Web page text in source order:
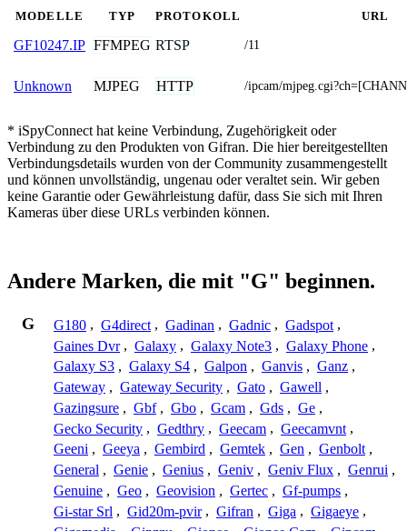
MODELLE TYP PROTOKOLL URL
GF10247.IP FFMPEG RTSP /11
Unknown MJPEG HTTP /ipcam/
* iSpyConnect hat keine Verbindung, Zugehörigkeit oder
Verbindung zu den Produkten von Gifran. Die hier bereitgestellten
Verbindungsdetails wurden von der Community zusammengestellt
und können unvollständig, ungenau oder veraltet sein. Wir geben
keine Garantie oder Gewährleistung dafür, dass Sie sich mit Ihren
Kameras über diese URLs verbinden können.
Andere Marken, die mit "G" beginnen.
G G180 , G4direct , Gadinan , Gadnic , Gadspot ,
Gaines Dvr , Galaxy , Galaxy Note3 , Galaxy Phone ,
Galaxy S3 , Galaxy S4 , Galpon , Ganvis , Ganz ,
Gateway , Gateway Security , Gato , Gawell ,
Gazingsure , Gbf , Gbo , Gcam , Gds , Ge ,
Gecko Security , Gedthry , Geecam , Geecamvnt ,
Geeni , Geeya , Gembird , Gemtek , Gen , Genbolt ,
General , Genie , Genius , Geniv , Geniv Flux , Genrui ,
Genuine , Geo , Geovision , Gertec , Gf-pumps ,
Gi-star Srl , Gid20m-pvir , Gifran , Giga , Gigaeye ,